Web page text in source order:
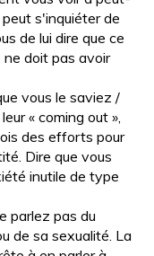
s'inquiéter de
de lui dire que ce
doit pas avoir
vous le saviez /
« coming out »,
des efforts pour
Dire que vous
inutile de type
parlez pas du
de sa sexualité. La